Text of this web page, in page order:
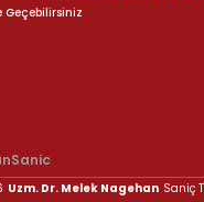
Uzm. Dr. Melek Nagehan Saniç